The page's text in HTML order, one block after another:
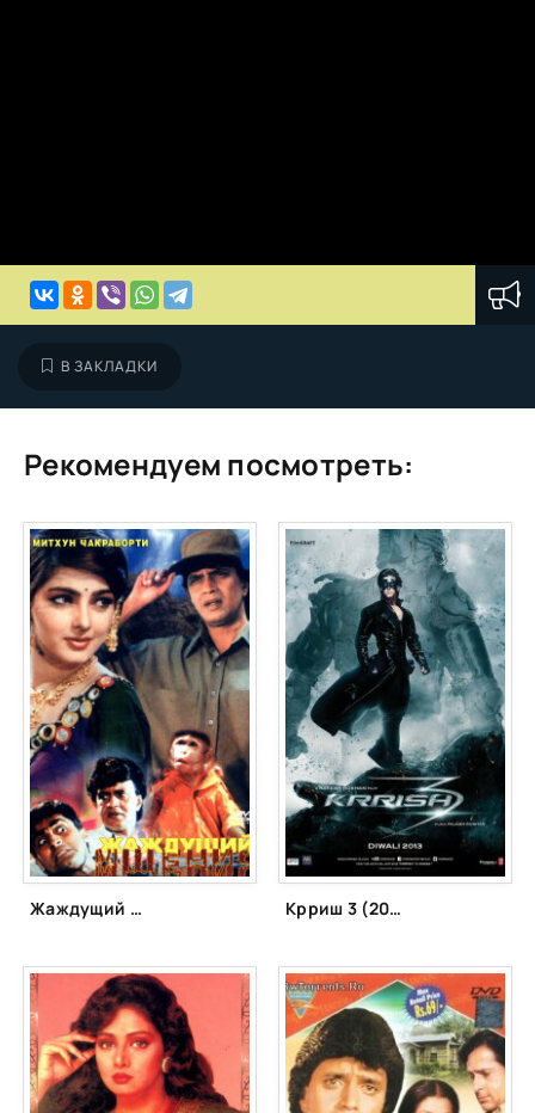
В ЗАКЛАДКИ
Рекомендуем посмотреть:
Жаждущий мщения (1995) Крриш 3 (2013)